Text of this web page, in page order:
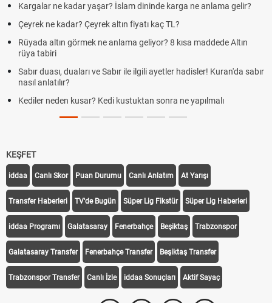
İslam dininde karga ne anlama gelir?
altın fiyatı kaç TL?
ne anlama geliyor? 8 kısa maddede Altın
Sabır ile ilgili ayetler hadisler! Kuran'da sabır
Kedi kustuktan sonra ne yapılmalı
Futbolda ofsayt nedir?
Cemre düştü mü? Kış
Rüyada kedi görmek
tarifi
KEŞFET
iddaa Canlı Skor Puan Durumu Canlı Anlatım At Yarışı
Transfer Haberleri TV'de Bugün Süper Lig Fikstür Süper Lig Haberleri
iddaa Programı Galatasaray Fenerbahçe Beşiktaş Trabzonspor
Galatasaray Transfer Fenerbahçe Transfer Beşiktaş Transfer
Trabzonspor Transfer Canlı İzle iddaa Sonuçları Aktif Sayaç